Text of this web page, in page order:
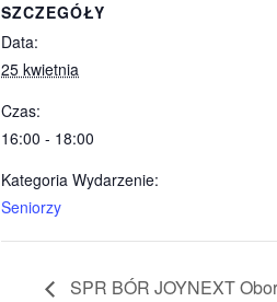
SZCZEGÓŁY
Data:
25 kwietnia
Czas:
16:00 - 18:00
Kategoria Wydarzenie:
Seniorzy
SPR BÓR JOYNEXT